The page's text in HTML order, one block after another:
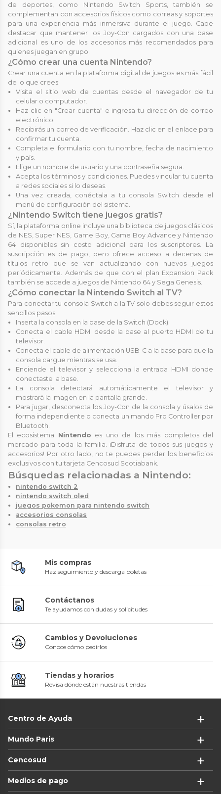
de deportes, como Nintendo Switch Sports, también se
complementan con accesorios físicos como correas y soportes
para una experiencia más inmersiva durante el juego. Cabe
destacar que mantener los Joy-Con cargados con una base
adicional es uno de los accesorios más recomendados para
quienes juegan en grupo.
¿Cómo crear una cuenta Nintendo?
Crear una cuenta en la plataforma digital de juegos es más fácil
de lo que crees:
Visita el sitio web de cuentas desde el navegador de tu
celular o computador.
Haz clic en "Crear cuenta" e ingresa tu dirección de correo
electrónico.
Recibirás un correo de verificación. Haz clic en el enlace para
confirmar tu cuenta.
Completa el formulario con tu nombre, fecha de nacimiento
y país.
Elige un nombre de usuario y una contraseña segura.
Acepta los términos y condiciones. Puedes vincular tu cuenta
a redes sociales si lo deseas.
Una vez creada, conéctala a tu consola Switch desde el
menú de configuración del sistema.
¿Nintendo Switch tiene juegos gratis?
Sí, la plataforma online incluye una biblioteca de juegos clásicos
de NES, Super NES, Game Boy, Game Boy Advance y Nintendo
64 disponibles sin costo adicional para los suscriptores. La
suscripción es de pago, pero ofrece acceso a decenas de
títulos retro que se van actualizando con nuevos juegos
periódicamente. Además de que con el plan Expansion Pack
también se accede a juegos de Nintendo 64 y Sega Genesis.
¿Cómo conectar la Nintendo Switch al TV?
Para conectar tu consola Switch a la TV solo debes seguir estos
sencillos pasos:
Inserta la consola en la base de la Switch (Dock).
Conecta el cable HDMI desde la base al puerto HDMI de tu
televisor.
Conecta el cable de alimentación USB-C a la base para que la
consola cargue mientras se usa.
Enciende el televisor y selecciona la entrada HDMI donde
conectaste la base.
La consola detectará automáticamente el televisor y
mostrará la imagen en la pantalla grande.
Para jugar, desconecta los Joy-Con de la consola y úsalos de
forma independiente o conecta un mando Pro Controller por
Bluetooth.
El ecosistema Nintendo es uno de los más completos del
mercado para toda la familia. ¡Disfruta de todos sus juegos y
accesorios! Por otro lado, no te puedes perder los beneficios
exclusivos con tu tarjeta Cencosud Scotiabank.
Búsquedas relacionadas a Nintendo:
nintendo switch 2
nintendo switch oled
juegos pokemon para nintendo switch
accesorios consolas
consolas retro
Mis compras
Haz seguimiento y descarga boletas
Contáctanos
Te ayudamos con dudas y solicitudes
Cambios y Devoluciones
Conoce cómo pedirlos
Tiendas y horarios
Revisa dónde están nuestras tiendas
Centro de Ayuda
Mundo Paris
Cencosud
Medios de pago